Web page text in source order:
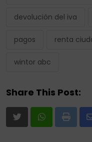
devolución del iva
pagos renta
wintor abc
Share This Post:
Print